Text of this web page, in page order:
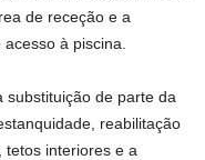
de receção e a
à piscina.
substituição de parte da
reabilitação
tetos interiores e a